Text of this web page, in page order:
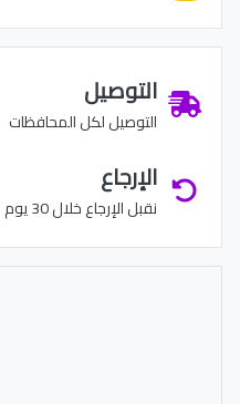
التوصيل
التوصيل لكل المحافظات
الإرجاع
نقبل الإرجاع خلال 30 يوم